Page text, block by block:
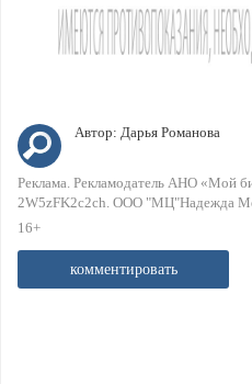
Автор: Дарья Романова
Реклама. Рекламодатель АНО «Мой
2W5zFK2c2ch. ООО "МЦ"Надежда
16+
комментировать